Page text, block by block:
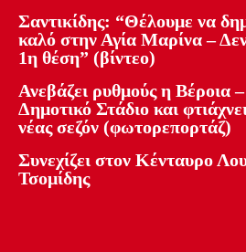
Σαντικίδης: “Θέλουμε να
καλό στην Αγία Μαρίνα –
1η θέση” (βίντεο)
Ανεβάζει ρυθμούς η Βέροια
Δημοτικό Στάδιο και
νέας σεζόν (φωτορεπορτάζ)
Συνεχίζει στον Κένταυρο
Τσομίδης